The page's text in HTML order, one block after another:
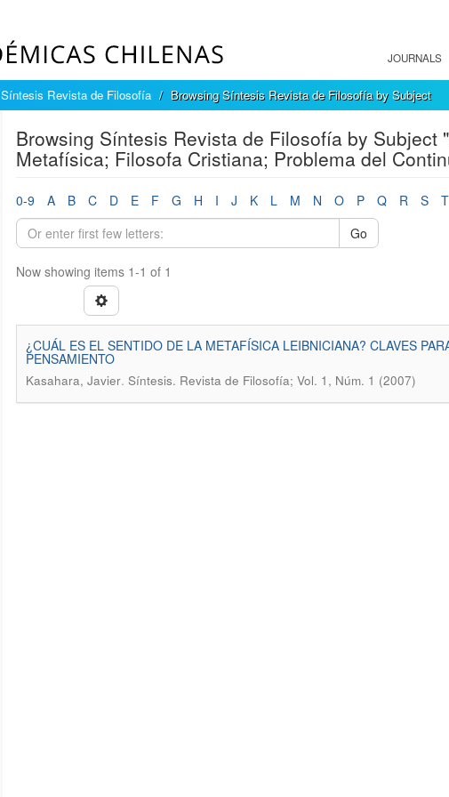
JOURNALS
Síntesis Revista de Filosofía Browsing Síntesis Revista de Filosofía by Subject
Browsing Síntesis Revista de Filosofía by Subject
Metafísica; Filosofa Cristiana; Problema del
0-9 A B C D E F G H I J K L M N O P Q R S T
Go
Now showing items 1-1 of 1
¿CUÁL ES EL SENTIDO DE LA METAFÍSICA LEIBNICIANA? CLAVES
PENSAMIENTO
Kasahara, Javier. Síntesis. Revista de Filosofía; Vol. 1, Núm. 1 (2007)